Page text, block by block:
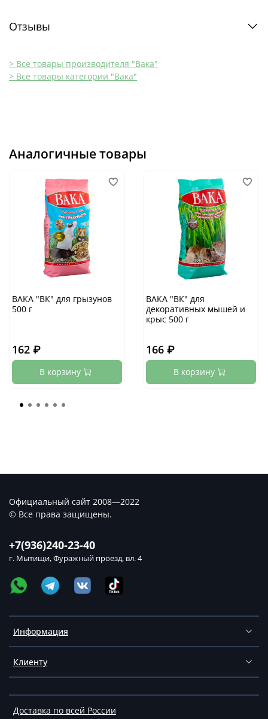
Отзывы
> Все товары производителя "Вака"
> Все товары категории "Вака"
Аналогичные товары
ВАКА "ВК" для грызунов
500 г
162 ₽
В корзину
ВАКА "ВК" для
декоративных мышей и
крыс 500 г
166 ₽
В корзину
Информация
Клиенту
Доставка по всей России
+7(936)240-23-40
г. Мытищи, Фуражный проезд, вл. 4
Официальный сайт 2008—2022
© Все права защищены.